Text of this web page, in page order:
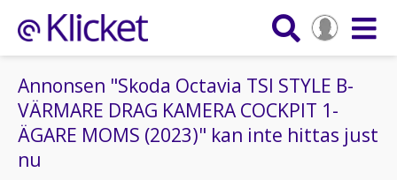
Annonsen "Skoda Octavia TSI STYLE B-
VÄRMARE DRAG KAMERA COCKPIT 1-
ÄGARE MOMS (2023)" kan inte hittas just
nu